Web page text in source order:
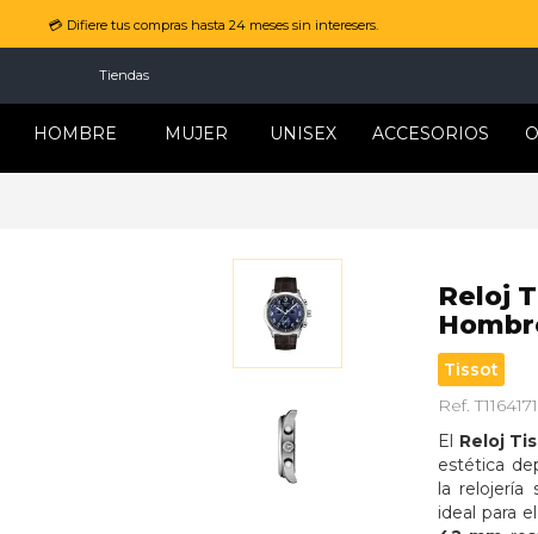
💳 Difiere tus compras hasta 24 meses sin interesers.
Tiendas
HOMBRE MUJER UNISEX ACCESORIOS
Reloj
Tissot
Ref.
El Reloj
estética
la relojería
ideal para